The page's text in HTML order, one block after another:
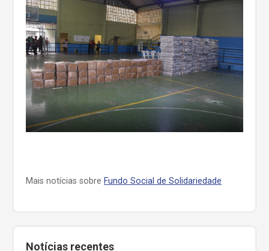
Mais notícias sobre Fundo Social de Solidariedade
Notícias recentes